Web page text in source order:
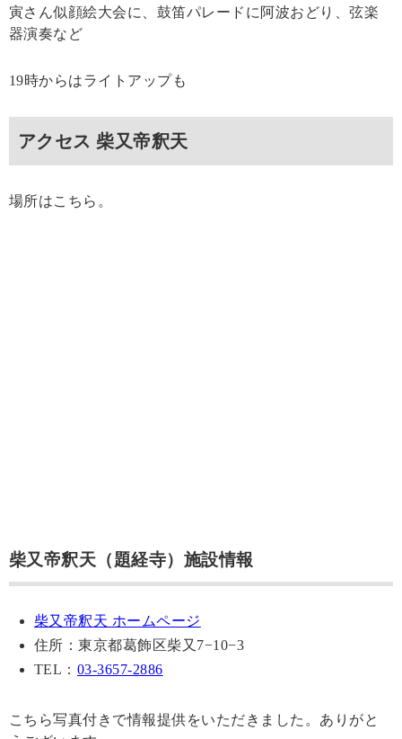
寅さん似顔絵大会に、鼓笛パレードに阿波おどり、弦楽
器演奏など
19時からはライトアップも
アクセス 柴又帝釈天
場所はこちら。
柴又帝釈天（題経寺）施設情報
柴又帝釈天 ホームページ
住所：東京都葛飾区柴又7−10−3
TEL： 03-3657-2886
こちら写真付きで情報提供をいただきました。ありがと